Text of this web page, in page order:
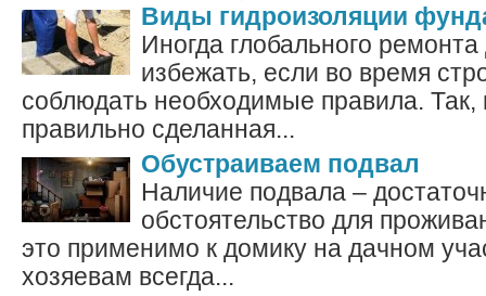
Виды гидроизоляции
Иногда глобального
избежать, если во время
соблюдать необходимые правила. Так,
правильно сделанная...
Обустраиваем подвал
Наличие подвала –
обстоятельство для
это применимо к домику на дачном
хозяевам всегда...